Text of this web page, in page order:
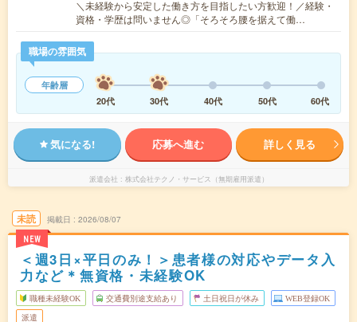
＼未経験から安定した働き方を目指したい方歓迎！／経験・
資格・学歴は問いません◎「そろそろ腰を据えて働…
職場の雰囲気
年齢層
20代
30代 40代 50代 60代
気になる! 応募へ進む 詳しく見る
派遣会社 株式会社テクノ・サービス（無期雇用派遣）
未読
NEW
掲載日 2026/08/07
＜週3日×平日のみ！＞患者様の対応やデータ入
力など＊無資格・未経験OK
職種未経験OK 交通費別途支給あり 土日祝日が休み WEB登録OK
派遣